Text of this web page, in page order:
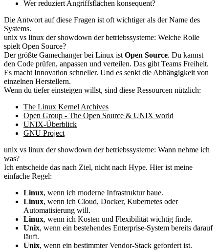
Wer reduziert Angriffsflächen konsequent?
Die Antwort auf diese Fragen ist oft wichtiger als der Name des
Systems.
unix vs linux der showdown der betriebssysteme: Welche Rolle
spielt Open Source?
Der größte Gamechanger bei Linux ist Open Source. Du kannst
den Code prüfen, anpassen und verteilen. Das gibt Teams Freiheit.
Es macht Innovation schneller. Und es senkt die Abhängigkeit von
einzelnen Herstellern.
Wenn du tiefer einsteigen willst, sind diese Ressourcen nützlich:
The Linux Kernel Archives
Open Group - The Open Source & UNIX world
UNIX-Überblick
GNU Project
unix vs linux der showdown der betriebssysteme: Wann nehme ich
was?
Ich entscheide das nach Ziel, nicht nach Hype. Hier ist meine
einfache Regel:
Linux, wenn ich moderne Infrastruktur baue.
Linux, wenn ich Cloud, Docker, Kubernetes oder
Automatisierung will.
Linux, wenn ich Kosten und Flexibilität wichtig finde.
Unix, wenn ein bestehendes Enterprise-System bereits darauf
läuft.
Unix, wenn ein bestimmter Vendor-Stack gefordert ist.